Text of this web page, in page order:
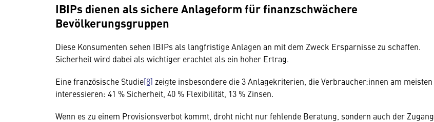
IBIPs dienen als sichere Anlageform für finanzschwächere
Bevölkerungsgruppen
Diese Konsumenten sehen IBIPs als langfristige Anlagen an mit dem Zweck Ersparnisse zu schaffen.
Sicherheit wird dabei als wichtiger erachtet als ein hoher Ertrag.
Eine französische Studie[8] zeigte insbesondere die 3 Anlagekriterien, die Verbraucher:innen am meisten
interessieren: 41 % Sicherheit, 40 % Flexibilität, 13 % Zinsen.
Wenn es zu einem Provisionsverbot kommt, droht nicht nur fehlende Beratung, sondern auch der Zugang